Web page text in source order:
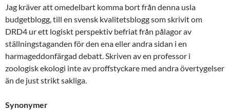
Jag kräver att omedelbart komma bort från denna usla
budgetblogg, till en svensk kvalitetsblogg som skrivit om
DRD4 ur ett logiskt perspektiv befriat från pålagor av
ställningstaganden för den ena eller andra sidan i en
harmageddonfärgad debatt. Skriven av en professor i
zoologisk ekologi inte av proffstyckare med andra övertygelser
än de just strikt sakliga.
Synonymer